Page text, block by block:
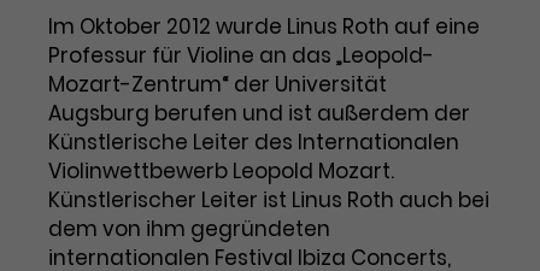
Zweck
Enthält die gewählten Tracking-
Optin-Einstellungen.
verfolgen. Die Cookies speichern
Informationen anonym und weisen
eine zufallsgenerierte Nummer zu,
um Besuche zu erkennen.
Name _gid
Anbieter Google Analytics
Laufzeit 3 Monate
Zweck
Wird von Google verwendet, um
die Effizienz von Werbeanzeigen zu
messen und Conversions zu
speichern. Dieses Cookie hilft dabei
nachzuvollziehen, ob Nutzer über
Google-Anzeigen auf unsere
Website gelangt sind.
Im Oktober 2012 wurde Linus Roth auf eine
Professur für Violine an das „Leopold-
Mozart-Zentrum“ der Universität
Augsburg berufen und ist außerdem der
Künstlerische Leiter des Internationalen
Violinwettbewerb Leopold Mozart.
Künstlerischer Leiter ist Linus Roth auch bei
dem von ihm gegründeten
internationalen Festival Ibiza Concerts,